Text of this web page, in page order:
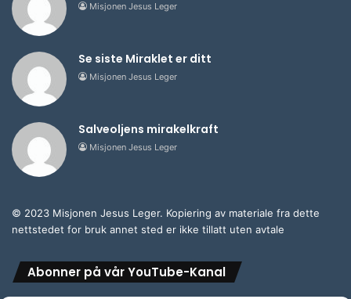
Misjonen Jesus Leger
Se siste Miraklet er ditt
Misjonen Jesus Leger
Salveoljens mirakelkraft
Misjonen Jesus Leger
© 2023 Misjonen Jesus Leger. Kopiering av materiale fra dette
nettstedet for bruk annet sted er ikke tillatt uten avtale
Abonner på vår YouTube-Kanal